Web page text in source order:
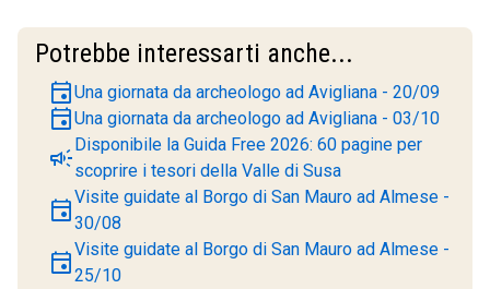
Potrebbe interessarti anche...
eventUna giornata da archeologo ad Avigliana - 20/09
eventUna giornata da archeologo ad Avigliana - 03/10
campaignDisponibile la Guida Free 2026: 60 pagine per
scoprire i tesori della Valle di Susa
eventVisite guidate al Borgo di San Mauro ad Almese -
30/08
eventVisite guidate al Borgo di San Mauro ad Almese -
25/10